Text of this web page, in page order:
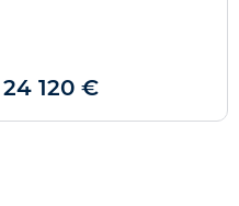
24 120 €